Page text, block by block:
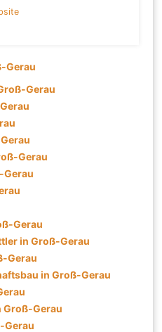
Gerau
Gerau
Gerau
Gerau
Gerau
in Groß-Gerau
Gerau
in Groß-Gerau
Groß-Gerau
Gerau